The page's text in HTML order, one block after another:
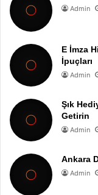
Admin
E İmza
İpuçları
Admin
Şık
Getirin
Admin
Ankara
Admin